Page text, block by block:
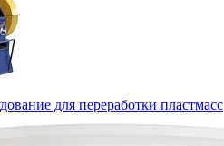
для переработки пластмасс